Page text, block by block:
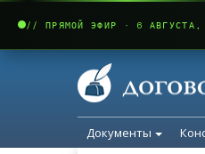
Документы
// ПРЯМОЙ ЭФИР · 6 АВГУСТА,